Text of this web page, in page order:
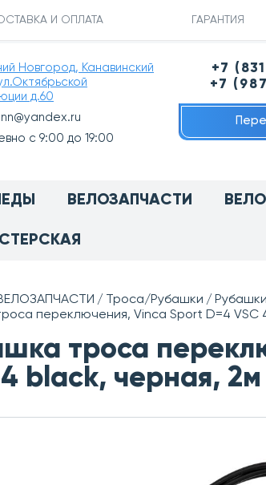
И ОПЛАТА ГАРАНТИЯ
Новгород, Канавинский
д.60
с 9:00 до 19:00
+7
+7
ВЕЛОЗАПЧАСТИ
Троса/Рубашки
переключения, Vinca Sport D=4 VSC
троса
4 black, черная, 2м